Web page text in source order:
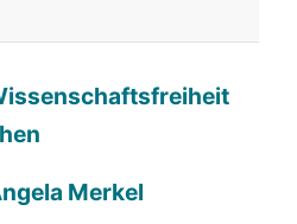
Merkel